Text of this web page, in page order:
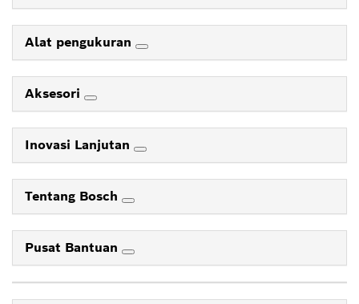
Alat pengukuran
Aksesori
Inovasi Lanjutan
Tentang Bosch
Pusat Bantuan